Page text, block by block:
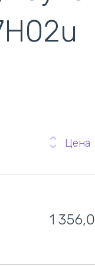
Цена
1 356,0